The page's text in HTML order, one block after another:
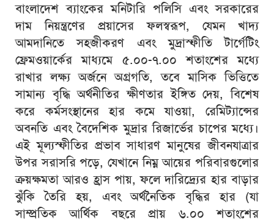
বাংলাদেশ ব্যাংকের মনিটারি পলিসি এবং সরকারের
দাম নিয়ন্ত্রণের প্রয়াসের ফলস্বরূপ, যেমন খাদ্য
আমদানিতে সহজীকরণ এবং মুদ্রাস্ফীতি টার্গেটিং
ফ্রেমওয়ার্কের মাধ্যমে ৫.০০-৭.০০ শতাংশের মধ্যে
রাখার লক্ষ্য অর্জনে অগ্রগতি, তবে মাসিক ভিত্তিতে
সামান্য বৃদ্ধি অর্থনীতির ক্ষীণতার ইঙ্গিত দেয়, বিশেষ
করে কর্মসংস্থানের হার কমে যাওয়া, রেমিট্যান্সের
অবনতি এবং বৈদেশিক মুদ্রার রিজার্ভের চাপের মধ্যে।
এই মূল্যস্ফীতির প্রভাব সাধারণ মানুষের জীবনযাত্রার
উপর সরাসরি পড়ে, যেখানে নিম্ন আয়ের পরিবারগুলোর
ক্রয়ক্ষমতা আরও হ্রাস পায়, ফলে দারিদ্র্যের হার বাড়ার
ঝুঁকি তৈরি হয়, এবং অর্থনৈতিক বৃদ্ধির হার (যা
সাম্প্রতিক আর্থিক বছরে প্রায় ৬.০০ শতাংশের